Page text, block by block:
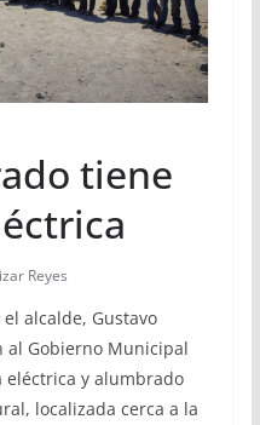
tiene
Reyes
alcalde, Gustavo
al Gobierno Municipal
y alumbrado
localizada cerca a la